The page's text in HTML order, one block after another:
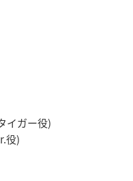
イガー役)
役)